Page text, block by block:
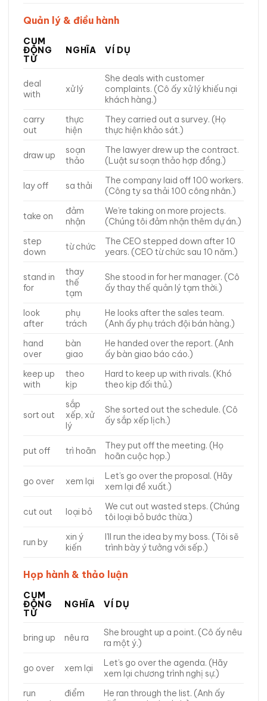
Quản lý & điều hành
CỤM
ĐỘNG
TỪ
NGHĨA VÍ DỤ
deal
with
xử lý
She deals with customer
complaints. (Cô ấy xử lý khiếu nại
khách hàng.)
carry
out
thực
hiện
They carried out a survey. (Họ
thực hiện khảo sát.)
draw up
soạn
thảo
The lawyer drew up the contract.
(Luật sư soạn thảo hợp đồng.)
lay off sa thải
The company laid off 100 workers.
(Công ty sa thải 100 công nhân.)
take on
đảm
nhận
We’re taking on more projects.
(Chúng tôi đảm nhận thêm dự án.)
step
down
từ chức
The CEO stepped down after 10
years. (CEO từ chức sau 10 năm.)
stand in
for
thay
thế
tạm
She stood in for her manager. (Cô
ấy thay thế quản lý tạm thời.)
look
after
phụ
trách
He looks after the sales team.
(Anh ấy phụ trách đội bán hàng.)
hand
over
bàn
giao
He handed over the report. (Anh
ấy bàn giao báo cáo.)
keep up
with
theo
kịp
Hard to keep up with rivals. (Khó
theo kịp đối thủ.)
sort out
sắp
xếp, xử
lý
She sorted out the schedule. (Cô
ấy sắp xếp lịch.)
put off trì hoãn
They put off the meeting. (Họ
hoãn cuộc họp.)
go over xem lại
Let’s go over the proposal. (Hãy
xem lại đề xuất.)
cut out loại bỏ
We cut out wasted steps. (Chúng
tôi loại bỏ bước thừa.)
run by
xin ý
kiến
I’ll run the idea by my boss. (Tôi sẽ
trình bày ý tưởng với sếp.)
Họp hành & thảo luận
CỤM
ĐỘNG
TỪ
NGHĨA VÍ DỤ
bring up nêu ra
She brought up a point. (Cô ấy nêu
ra một ý.)
go over xem lại
Let’s go over the agenda. (Hãy
xem lại chương trình nghị sự.)
run
điểm
He ran through the list. (Anh ấy